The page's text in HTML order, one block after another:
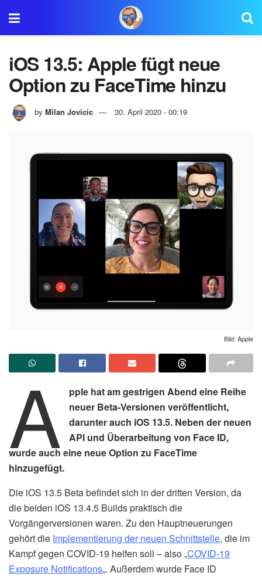
iOS 13.5: Apple fügt neue
Option zu FaceTime hinzu
by Milan Jovicic 30. April 2020 - 00:19
Bild: Apple
A
pple hat am gestrigen Abend eine Reihe
neuer Beta-Versionen veröffentlicht,
darunter auch iOS 13.5. Neben der neuen
API und Überarbeitung von Face ID,
wurde auch eine neue Option zu FaceTime
hinzugefügt.
Die iOS 13.5 Beta befindet sich in der dritten Version, da
die beiden iOS 13.4.5 Builds praktisch die
Vorgängerversionen waren. Zu den Hauptneuerungen
gehört die Implementierung der neuen Schnittstelle, die im
Kampf gegen COVID-19 helfen soll – also „COVID-19
Exposure Notifications„. Außerdem wurde Face ID